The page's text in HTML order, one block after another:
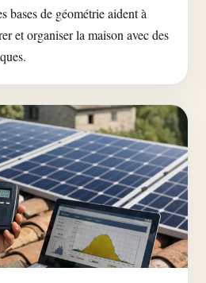
bases de géométrie aident à
et organiser la maison avec des